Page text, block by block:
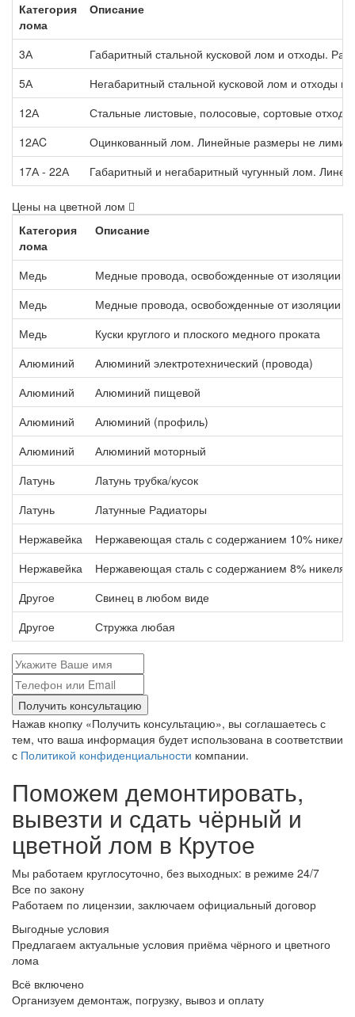
Категория
лома
Описание
3А
Габаритный стальной кусковой лом и отходы.
5А
Негабаритный стальной кусковой лом и
12А
Стальные листовые, полосовые, сортовые
12АC
Оцинкованный лом. Линейные размеры не
17А - 22А
Габаритный и негабаритный чугунный лом.
Цены на цветной лом
Категория
лома
Описание
Медь
Медные провода, освобожденные от изоляции
Медь
Медные провода, освобожденные от изоляции
Медь
Куски круглого и плоского медного проката
Алюминий
Алюминий электротехнический (провода)
Алюминий
Алюминий пищевой
Алюминий
Алюминий (профиль)
Алюминий
Алюминий моторный
Латунь
Латунь трубка/кусок
Латунь
Латунные Радиаторы
Нержавейка
Нержавеющая сталь с содержанием 10% никеля
Нержавейка
Нержавеющая сталь с содержанием 8% никеля
Другое
Свинец в любом виде
Другое
Стружка любая
Получить консультацию
Нажав кнопку «Получить консультацию», вы соглашаетесь с
тем, что ваша информация будет использована в соответствии
с Политикой конфиденциальности компании.
Поможем демонтировать,
вывезти и сдать чёрный и
цветной лом в Крутое
Мы работаем круглосуточно, без выходных: в режиме 24/7
Все по закону
Работаем по лицензии, заключаем официальный договор
Выгодные условия
Предлагаем актуальные условия приёма чёрного и цветного
лома
Всё включено
Организуем демонтаж, погрузку, вывоз и оплату